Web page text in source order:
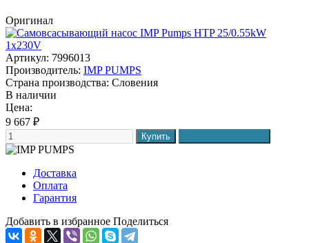
Оригинал
Артикул: 7996013
Производитель: IMP PUMPS
Страна производства: Словения
В наличии
Цена:
9 667 ₽
Доставка
Оплата
Гарантия
Добавить в избранное Поделиться